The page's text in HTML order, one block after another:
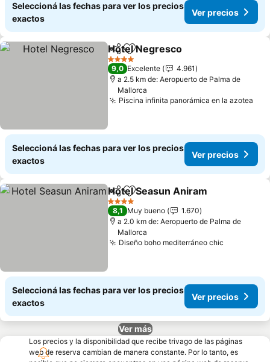
Seleccioná las fechas para ver los precios
exactos
Ver precios
CompartirAñadir a favoritos
Hotel Negresco
4 Estrellas
9,0 Excelente
4.961
a 2.5 km de: Aeropuerto de Palma de
Mallorca
Piscina infinita panorámica en la azotea
Seleccioná las fechas para ver los precios
exactos
Ver precios
CompartirAñadir a favoritos
Hotel Seasun Aniram
4 Estrellas
8,1 Muy bueno
1.670
a 2.0 km de: Aeropuerto de Palma de
Mallorca
Diseño boho mediterráneo chic
Seleccioná las fechas para ver los precios
exactos
Ver precios
Ver más
Los precios y la disponibilidad que recibe trivago de las páginas
web de reserva cambian de manera constante. Por lo tanto, es